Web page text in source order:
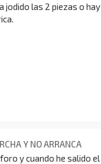
jodido las 2 piezas o hay
Y NO ARRANCA
y cuando he salido el